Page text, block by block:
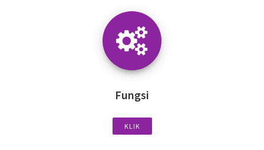
Fungsi
KLIK